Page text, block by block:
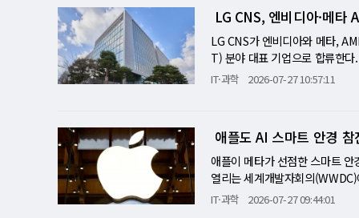
용해 식수와 구호물자를 수송하
망된다. 앞서 2016년 구마모토
생한 이번 강진은 당시보다 규
차 산업에 미칠 파장이 더욱 클
할 수 있도록 만든 증서다. 미국
용이 발생한다. 미국 시장에서
삼성전자는 제한된 물량이 별도
가능성을 살펴야 한다고 강조했
밀히 검토해야 한다는 입장이다.
전자는 내년 메모리 수요와 공
공정 전환과 HBM 생산 확대에
설투자는 16조8천억원으로 전
대인 16조원을 기록했다. 2분기
원 여력을 동시에 확보했다. 파
만3천명으로 가장 많았고 20대
령층이다. 반면 40대는 이동자
장기 감소 속 일시적 반등 이번
다는 점에 의미가 있다. 우리나
인구 이동은 금리와 부동산 경
지방 인구 감소가 동시에 진행
계는 인구 감소 시대에도 주택
은 단순한 주소 이전을 넘어 부
으로도 주목할 필요가 있다.
도를 높이고 수익화를 본격화
운영하는 단계로 진입한 것일
'확인된 수요'에 투자 최근 SK하
가능성도 제기됐다. 회사는 이
로 진행된다"며 "중장기 투자 확
프라 투자에 대해서는 아직 결
M4 공급 확대다. 회사는 2분기
확대하고 있다고 밝혔다. 특히
까지 올라왔다고 설명했다. 이는
동 대응을 지원하게 된다. 과기
공 CCTV의 AI 전환을 지속 확
다만 역내 긴장이 장기화할 가
침이다. 기존에 시행 중인 수급
입선 다변화와 대체 물량 확보
더라도 의료·보건을 비롯한 국
다"며 "정부도 공급 안정에 필요
약 45%를 수입에 의존하고 있
질에 취약한 구조다. 실제로 중
용 제품의 생산 차질 우려가 제
리는 등 긴급 수급 안정 조치를 시
LG CNS, 엔비디아·메타
LG CNS가 엔비디아와 메타,
T) 분야 대표 기업으로 합류한
리'의 창립멤버로 선정됐다고 27
는 고가 연구장비나 대규모 AI
니해설] LG CNS, AI 신소재 시
참여하는 인공지능(AI) 신소재
공장 자동화와 클라우드, 데이
비디아·메타 등 48개 기업과 글
IT·과학 2026-07-27 10:57:11
애플도 AI 스마트 안경
애플이 메타가 선점한 스마트
열리는 세계개발자회의
식 판매 시점은 내년 말로 예상
IT·과학 2026-07-27 09:44:01